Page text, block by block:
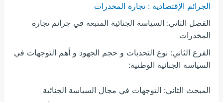
الجرائم الإقتصادية : تجارة المخدرات
الفصل الثاني: السياسة الجنائية المتبعة في جرائم تجارة
المخدرات
الفرع الثاني: نوع التحديات و حجم الجهود و أهم التوجهات في
السياسة الجنائية الوطنية:
المبحث الثاني: التوجهات في مجال السياسة الجنائية